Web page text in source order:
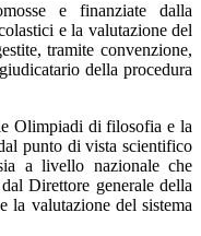
e finanziate dalla
e la valutazione del
tramite convenzione,
della procedura
Olimpiadi di filosofia e la
punto di vista scientifico
a livello nazionale che
Direttore generale della
la valutazione del sistema